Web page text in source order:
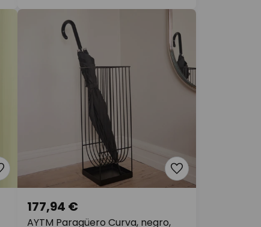
AYTM Paragüero Curva, negro,
177,94 €